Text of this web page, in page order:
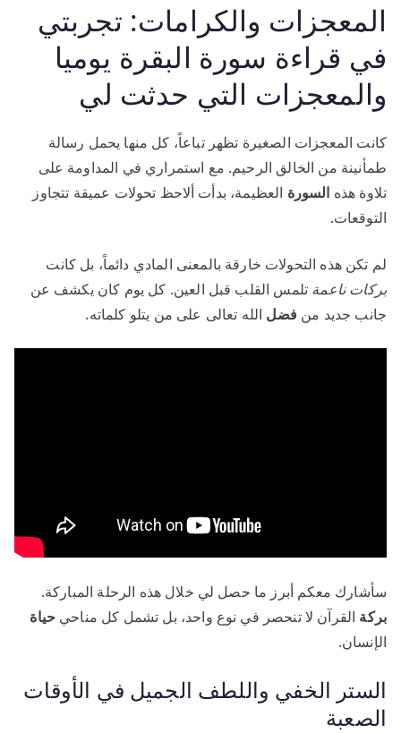
المعجزات والكرامات: تجربتي
في قراءة سورة البقرة يوميا
والمعجزات التي حدثت لي
كانت المعجزات الصغيرة تظهر تباعاً، كل منها يحمل رسالة
طمأنينة من الخالق الرحيم. مع استمراري في المداومة على
تلاوة هذه السورة العظيمة، بدأت ألاحظ تحولات عميقة تتجاوز
التوقعات.
لم تكن هذه التحولات خارقة بالمعنى المادي دائماً، بل كانت
بركات ناعمة تلمس القلب قبل العين. كل يوم كان يكشف عن
جانب جديد منفضل الله تعالى على من يتلو كلماته.
سأشارك معكم أبرز ما حصل لي خلال هذه الرحلة المباركة.
بركة القرآن لا تنحصر في نوع واحد، بل تشمل كل مناحيحياة
الإنسان.
الستر الخفي واللطف الجميل في الأوقات
الصعبة